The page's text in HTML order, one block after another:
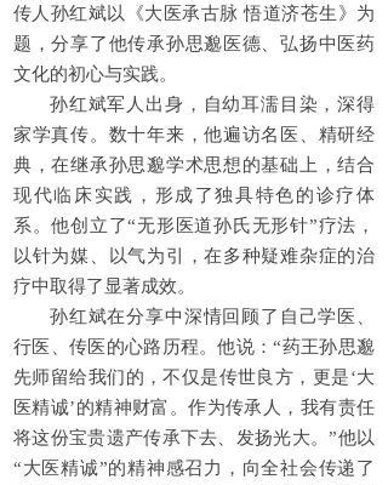
传人孙红斌以《大医承古脉 悟道济苍生》为
题，分享了他传承孙思邈医德、弘扬中医药
文化的初心与实践。
孙红斌军人出身，自幼耳濡目染，深得
家学真传。数十年来，他遍访名医、精研经
典，在继承孙思邈学术思想的基础上，结合
现代临床实践，形成了独具特色的诊疗体
系。他创立了“无形医道孙氏无形针”疗法，
以针为媒、以气为引，在多种疑难杂症的治
疗中取得了显著成效。
孙红斌在分享中深情回顾了自己学医、
行医、传医的心路历程。他说：“药王孙思邈
先师留给我们的，不仅是传世良方，更是‘大
医精诚’的精神财富。作为传承人，我有责任
将这份宝贵遗产传承下去、发扬光大。”他以
“大医精诚”的精神感召力，向全社会传递了